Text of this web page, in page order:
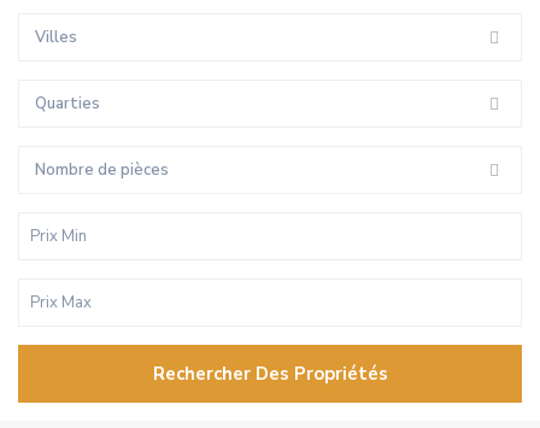
Villes
Quarties
Nombre de pièces
Rechercher Des Propriétés